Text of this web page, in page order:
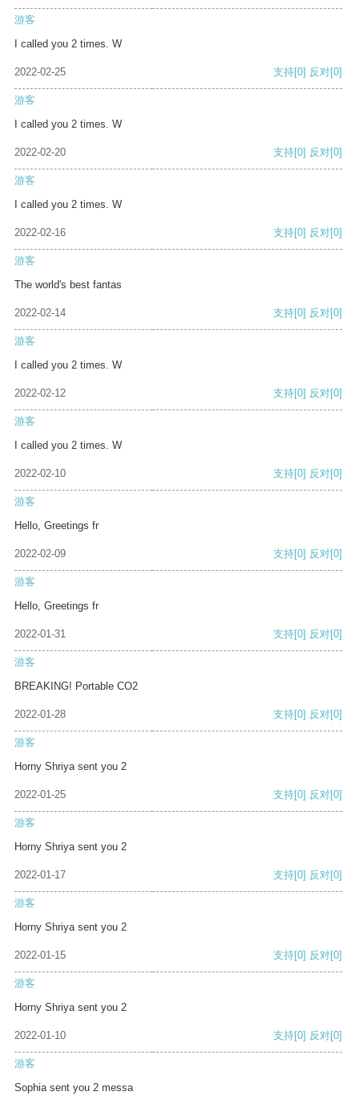
游客
I called you 2 times. W
2022-02-25 支持[0] 反对[0]
游客
I called you 2 times. W
2022-02-20 支持[0] 反对[0]
游客
I called you 2 times. W
2022-02-16 支持[0] 反对[0]
游客
The world's best fantas
2022-02-14 支持[0] 反对[0]
游客
I called you 2 times. W
2022-02-12 支持[0] 反对[0]
游客
I called you 2 times. W
2022-02-10 支持[0] 反对[0]
游客
Hello, Greetings fr
2022-02-09 支持[0] 反对[0]
游客
Hello, Greetings fr
2022-01-31 支持[0] 反对[0]
游客
BREAKING! Portable CO2
2022-01-28 支持[0] 反对[0]
游客
Horny Shriya sent you 2
2022-01-25 支持[0] 反对[0]
游客
Horny Shriya sent you 2
2022-01-17 支持[0] 反对[0]
游客
Horny Shriya sent you 2
2022-01-15 支持[0] 反对[0]
游客
Horny Shriya sent you 2
2022-01-10 支持[0] 反对[0]
游客
Sophia sent you 2 messa